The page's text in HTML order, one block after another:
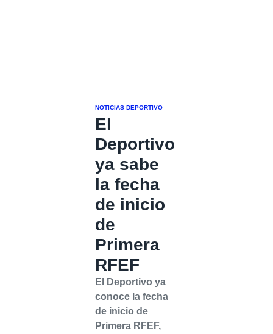
NOTICIAS DEPORTIVO
El
Deportivo
ya sabe
la fecha
de inicio
de
Primera
RFEF
El Deportivo ya
conoce la fecha
de inicio de
Primera RFEF,